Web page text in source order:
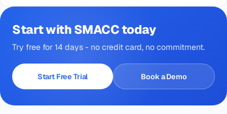
Start with SMACC today
Try free for 14 days - no credit card, no commitment.
Start Free Trial Book a Demo